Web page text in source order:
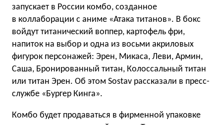
запускает в России комбо, созданное
в коллаборации с аниме «Атака титанов». В бокс
войдут титанический воппер, картофель фри,
напиток на выбор и одна из восьми акриловых
фигурок персонажей: Эрен, Микаса, Леви, Армин,
Саша, Бронированный титан, Колоссальный титан
или титан Эрен. Об этом Sostav рассказали в пресс-
службе «Бургер Кинга».
Комбо будет продаваться в фирменной упаковке